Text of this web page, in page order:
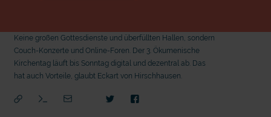
Keine großen Gottesdienste und überfüllten Hallen, sondern
Couch-Konzerte und Online-Foren. Der 3. Ökumenische
Kirchentag läuft bis Sonntag digital und dezentral ab. Das
hat auch Vorteile, glaubt Eckart von Hirschhausen.